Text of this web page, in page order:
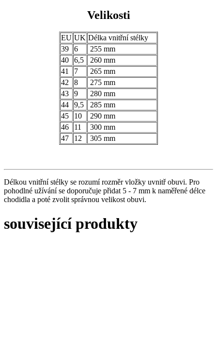
Velikosti
EU UK Délka vnitřní stélky
39
6
255 mm
40
6,5
260 mm
41
7
265 mm
42
8
275 mm
43
9
280 mm
44
9,5
285 mm
45
10
290 mm
46
11
300 mm
47
12 305 mm
Délkou vnitřní stélky se rozumí rozměr vložky uvnitř obuvi. Pro
pohodlné užívání se doporučuje přidat 5 - 7 mm k naměřené délce
chodidla a poté zvolit správnou velikost obuvi.
související produkty